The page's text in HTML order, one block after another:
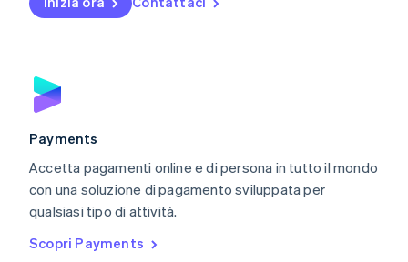
Payments
Accetta pagamenti online e di persona in tutto il mondo
con una soluzione di pagamento sviluppata per
qualsiasi tipo di attività.
Scopri Payments
Nuova Zelanda
Polonia
English
Português
English简体中文
Regno Unito
English
English